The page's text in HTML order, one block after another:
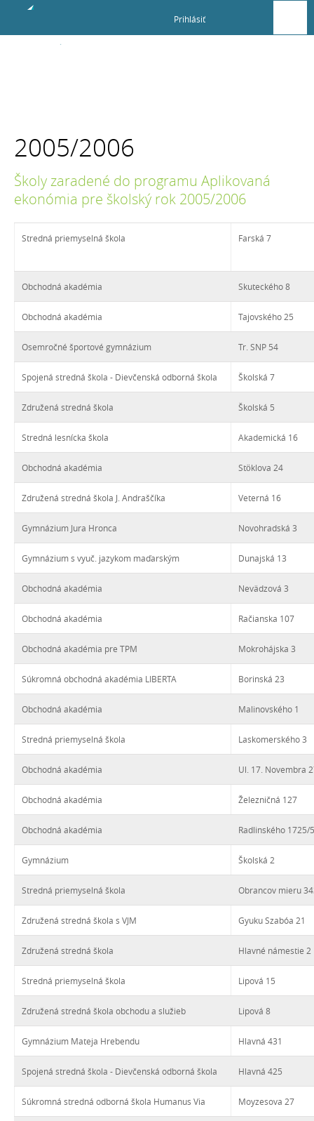
Prihlásiť
Zapojené
2005/2006
2005/2006
Školy zaradené do programu Aplikovaná
ekonómia pre školský rok 2005/2006
Stredná priemyselná škola Farská 7
Obchodná akadémia Skuteckého 8
Obchodná akadémia Tajovského 25
Osemročné športové gymnázium Tr. SNP 54
Spojená stredná škola - Dievčenská odborná škola Školská 7
Združená stredná škola Školská 5
Stredná lesnícka škola Akademická 16
Obchodná akadémia Stöklova 24
Združená stredná škola J. Andraščíka Veterná 16
Gymnázium Jura Hronca Novohradská 3
Gymnázium s vyuč. jazykom maďarským Dunajská 13
Obchodná akadémia Nevädzová 3
Obchodná akadémia Račianska 107
Obchodná akadémia pre TPM Mokrohájska 3
Súkromná obchodná akadémia LIBERTA Borinská 23
Obchodná akadémia Malinovského 1
Stredná priemyselná škola Laskomerského 3
Obchodná akadémia Ul. 17. Novembra
Obchodná akadémia Železničná 127
Obchodná akadémia Radlinského 1725/
Gymnázium Školská 2
Stredná priemyselná škola Obrancov mieru
Združená stredná škola s VJM Gyuku Szabóa 21
Združená stredná škola Hlavné námestie 2
Stredná priemyselná škola Lipová 15
Združená stredná škola obchodu a služieb Lipová 8
Gymnázium Mateja Hrebendu Hlavná 431
Spojená stredná škola - Dievčenská odborná škola Hlavná 425
Súkromná stredná odborná škola Humanus Via Moyzesova 27